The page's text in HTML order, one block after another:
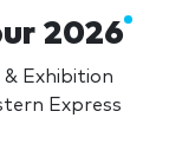
2026
Exhibition
Express